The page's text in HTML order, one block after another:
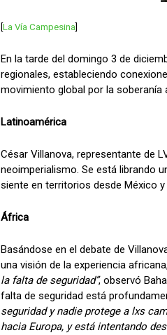
La Vía Campesina
En la tarde del domingo 3 de
regionales, estableciendo
movimiento global por la
Latinoamérica
César Villanova, representante de
neoimperialismo. Se está librando
siente en territorios desde México y
África
Basándose en el debate de
una visión de la experiencia
la falta de seguridad”, observó
falta de seguridad está
seguridad y nadie protege a lxs
hacia Europa, y está intentando